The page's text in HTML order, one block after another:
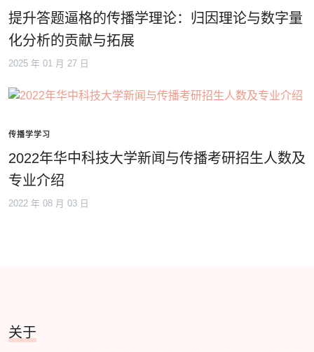
提升答题逼格的传播学理论：归因理论与数字量
化分析的贡献与拓展
2025 年 01 月 27 日
传播学学习
2022年华中科技大学新闻与传播考研招生人数及
专业介绍
2022 年 08 月 03 日
关于